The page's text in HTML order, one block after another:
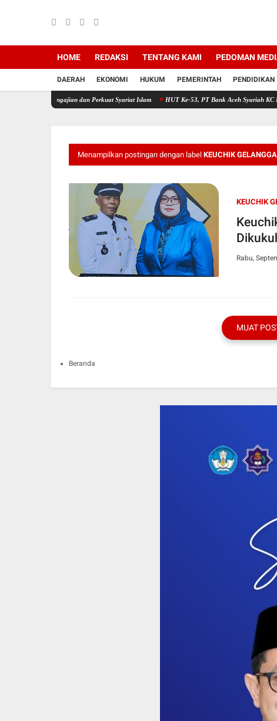
HOME REDAKSI TENTANG KAMI PEDOMAN
DAERAH EKONOMI HUKUM PEMERINTAH PENDIDIKAN
dan Perkuat Syariat Islam HUT Ke-53, PT Bank Aceh Syariah KC Bireuen Himpun
Menampilkan postingan dengan label KEUCHIK
KEUCHIK
Rabu,
MUAT
Beranda